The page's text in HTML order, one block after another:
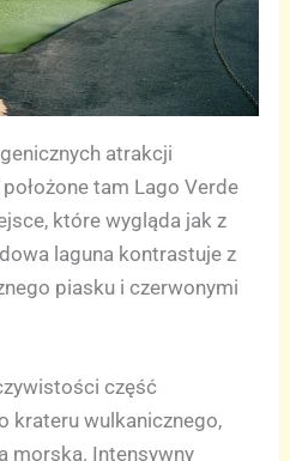
atrakcji
tam Lago Verde
które wygląda jak z
laguna kontrastuje z
piasku i czerwonymi
część
krateru wulkanicznego,
morską. Intensywny